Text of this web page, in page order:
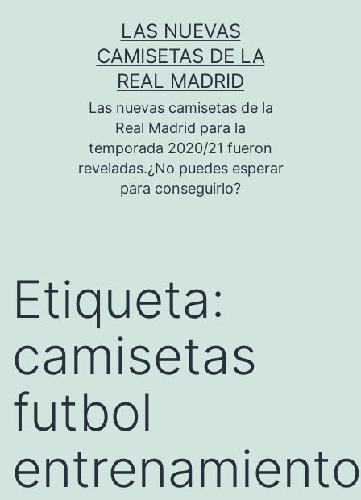
LAS NUEVAS
CAMISETAS DE LA
REAL MADRID
Las nuevas camisetas de la
Real Madrid para la
temporada 2020/21 fueron
reveladas.¿No puedes esperar
para conseguirlo?
Etiqueta:
camisetas
futbol
entrenamiento